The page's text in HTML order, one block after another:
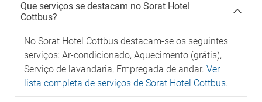
Que serviços se destacam no Sorat Hotel
Cottbus?
No Sorat Hotel Cottbus destacam-se os seguintes
serviços: Ar-condicionado, Aquecimento (grátis),
Serviço de lavandaria, Empregada de andar. Ver
lista completa de serviços de Sorat Hotel Cottbus.